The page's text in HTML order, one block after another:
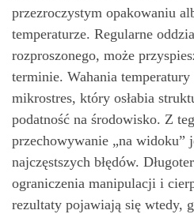
przezroczystym opakowaniu
temperaturze. Regularne
rozproszonego, może
terminie. Wahania
mikrostres, który osłabia
podatność na środowisko. Z
przechowywanie „na widoku”
najczęstszych błędów.
ograniczenia manipulacji i
rezultaty pojawiają się wtedy,